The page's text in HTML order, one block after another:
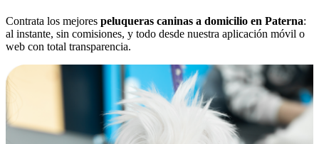
Contrata los mejores peluqueras caninas a domicilio en Paterna:
al instante, sin comisiones, y todo desde nuestra aplicación móvil o
web con total transparencia.